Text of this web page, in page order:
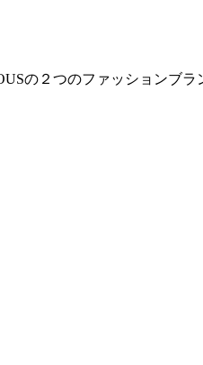
の２つのファッションブ